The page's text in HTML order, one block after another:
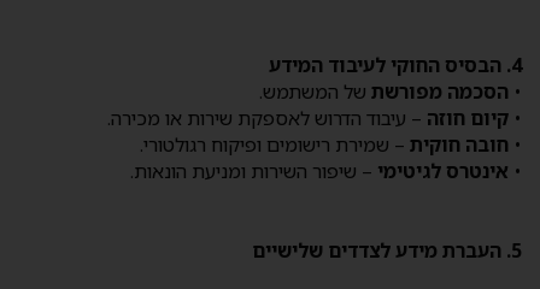
4. הבסיס החוקי לעיבוד המידע
• הסכמה מפורשת של המשתמש.
• קיום חוזה – עיבוד הדרוש לאספקת שירות או מכירה.
• חובה חוקית – שמירת רישומים ופיקוח רגולטורי.
• אינטרס לגיטימי – שיפור השירות ומניעת הונאות.
5. העברת מידע לצדדים שלישיים